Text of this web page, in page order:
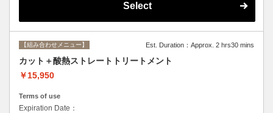
Select
【組み合わせメニュー】 Est. Duration：Approx. 2 hrs30 mins
カット＋酸熱ストレートトリートメント
￥15,950
Terms of use
Expiration Date：